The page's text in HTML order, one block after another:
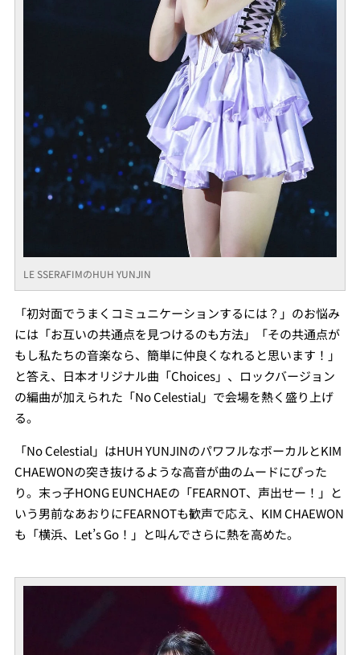
LE SSERAFIMのHUH YUNJIN
「初対面でうまくコミュニケーションするには？」のお悩み
には「お互いの共通点を見つけるのも方法」「その共通点が
もし私たちの音楽なら、簡単に仲良くなれると思います！」
と答え、日本オリジナル曲「Choices」、ロックバージョン
の編曲が加えられた「No Celestial」で会場を熱く盛り上げ
る。
「No Celestial」はHUH YUNJINのパワフルなボーカルとKIM
CHAEWONの突き抜けるような高音が曲のムードにぴった
り。末っ子HONG EUNCHAEの「FEARNOT、声出せー！」と
いう男前なあおりにFEARNOTも歓声で応え、KIM CHAEWON
も「横浜、Let’s Go！」と叫んでさらに熱を高めた。